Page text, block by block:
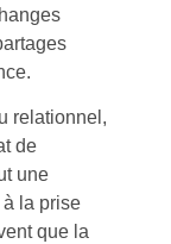
relationnel,
de
une
à la prise
que la